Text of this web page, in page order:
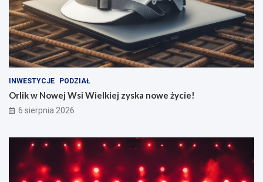
INWESTYCJE PODZIAŁ
Orlik w Nowej Wsi Wielkiej zyska nowe życie!
6 sierpnia 2026